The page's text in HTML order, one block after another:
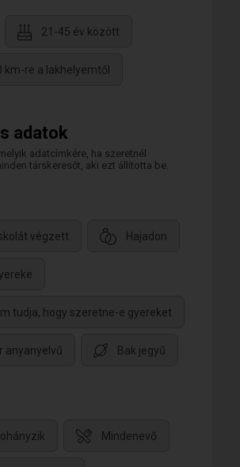
21-45 év között
km-re a lakhelyemtől
adatok
adatcímkére, ha szeretnél
társkeresőt, aki ezt állította be.
végzett Hajadon
tudja, hogy szeretne-e gyereket
anyanyelvű Bak jegyű
Mindenevő